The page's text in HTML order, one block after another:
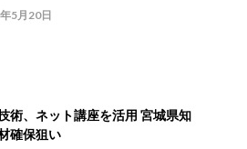
5月20日
術、ネット講座を活用 宮城県知
確保狙い